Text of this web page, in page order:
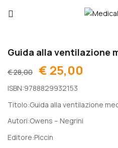
Guida alla ventilazione
€28,00 € 25,00
ISBN:9788829932153
Titolo:Guida alla ventilazione
Autori:Owens – Negrini
Editore:Piccin